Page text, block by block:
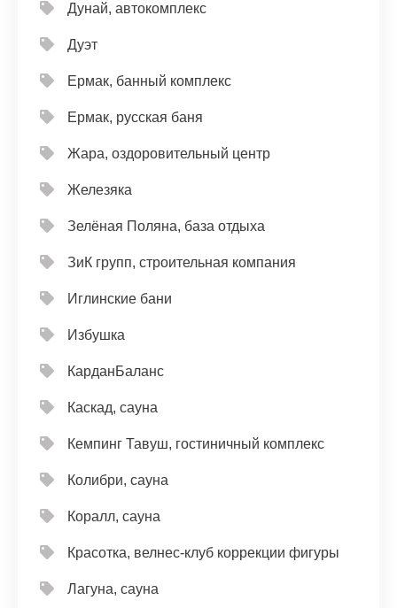
Дунай, автокомплекс
Дуэт
Ермак, банный комплекс
Ермак, русская баня
Жара, оздоровительный центр
Железяка
Зелёная Поляна, база отдыха
ЗиК групп, строительная компания
Иглинские бани
Избушка
КарданБаланс
Каскад, сауна
Кемпинг Тавуш, гостиничный комплекс
Колибри, сауна
Коралл, сауна
Красотка, велнес-клуб коррекции фигуры
Лагуна, сауна